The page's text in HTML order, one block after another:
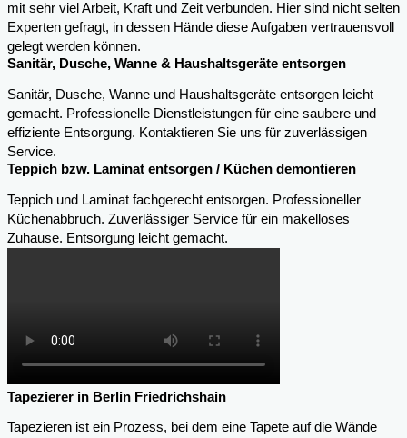
mit sehr viel Arbeit, Kraft und Zeit verbunden. Hier sind nicht selten
Experten gefragt, in dessen Hände diese Aufgaben vertrauensvoll
gelegt werden können.
Sanitär, Dusche, Wanne & Haushaltsgeräte entsorgen
Sanitär, Dusche, Wanne und Haushaltsgeräte entsorgen leicht
gemacht. Professionelle Dienstleistungen für eine saubere und
effiziente Entsorgung. Kontaktieren Sie uns für zuverlässigen
Service.
Teppich bzw. Laminat entsorgen / Küchen demontieren
Teppich und Laminat fachgerecht entsorgen. Professioneller
Küchenabbruch. Zuverlässiger Service für ein makelloses
Zuhause. Entsorgung leicht gemacht.
Tapezierer in Berlin Friedrichshain
Tapezieren ist ein Prozess, bei dem eine Tapete auf die Wände